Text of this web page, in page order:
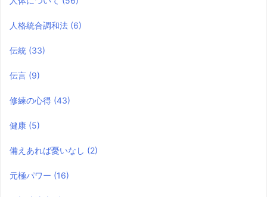
人格統合調和法 (6)
伝統 (33)
伝言 (9)
修練の心得 (43)
健康 (5)
備えあれば憂いなし (2)
元極パワー (16)